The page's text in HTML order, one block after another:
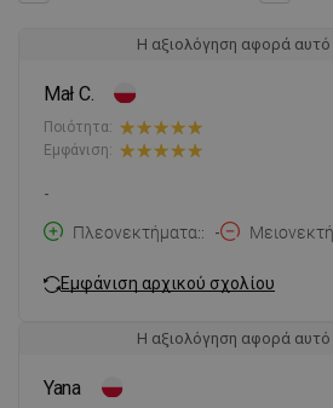
Η αξιολόγηση αφορά αυτό
Mał C.
Ποιότητα:
Εμφάνιση:
-
Πλεονεκτήματα:
-
Εμφάνιση αρχικού σχολίου
Η αξιολόγηση αφορά αυτό
Yana